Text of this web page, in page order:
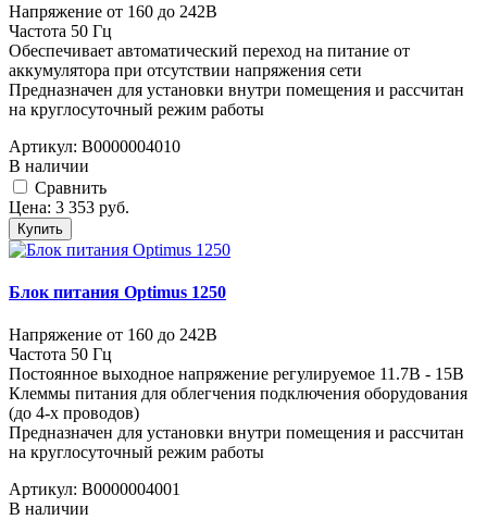
Напряжение от 160 до 242В
Частота 50 Гц
Обеспечивает автоматический переход на питание от
аккумулятора при отсутствии напряжения сети
Предназначен для установки внутри помещения и рассчитан
на круглосуточный режим работы
Артикул: В0000004010
В наличии
Cравнить
Цена: 3 353 руб.
Купить
Блок питания Optimus 1250
Напряжение от 160 до 242В
Частота 50 Гц
Постоянное выходное напряжение регулируемое 11.7В - 15В
Клеммы питания для облегчения подключения оборудования
(до 4-х проводов)
Предназначен для установки внутри помещения и рассчитан
на круглосуточный режим работы
Артикул: В0000004001
В наличии